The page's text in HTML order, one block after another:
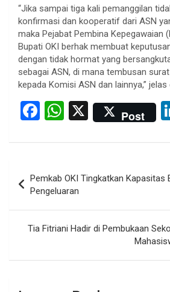
“Jika sampai tiga kali pemanggilan
konfirmasi dan kooperatif dari ASN
maka Pejabat Pembina Kepegawaian
Bupati OKI berhak membuat
dengan tidak hormat yang
sebagai ASN, di mana tembusan
kepada Komisi ASN dan lainnya,”
F
ce
b
o
o
k
W
at
s
A
p
p
X Post
navigation
Pemkab OKI Tingkatkan Kapasitas
Pengeluaran
Tia Fitriani Hadir di Pembukaan